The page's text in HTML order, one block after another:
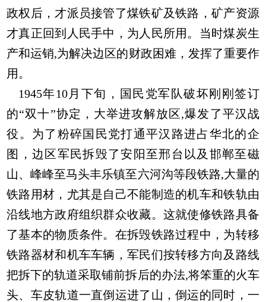
政权后，才派员接管了煤铁矿及铁路，矿产资源
才真正回到人民手中，为人民所用。当时煤炭生
产和运销,为解决边区的财政困难，发挥了重要作
用。
1945年10月下旬，国民党军队破坏刚刚签订
的“双十”协定，大举进攻解放区,爆发了平汉战
役。为了粉碎国民党打通平汉路进占华北的企
图，边区军民拆毁了安阳至邢台以及邯郸至磁
山、峰峰至马头丰乐镇至六河沟等段铁路,大量的
铁路用材，尤其是自己不能制造的机车和铁轨由
沿线地方政府组织群众收藏。这就使修铁路具备
了基本的物质条件。在拆毁铁路过程中，为转移
铁路器材和机车车辆，军民们按转移方向及路线
把拆下的轨道采取铺前拆后的办法,将笨重的火车
头、车皮轨道一直倒运进了山，倒运的同时，一